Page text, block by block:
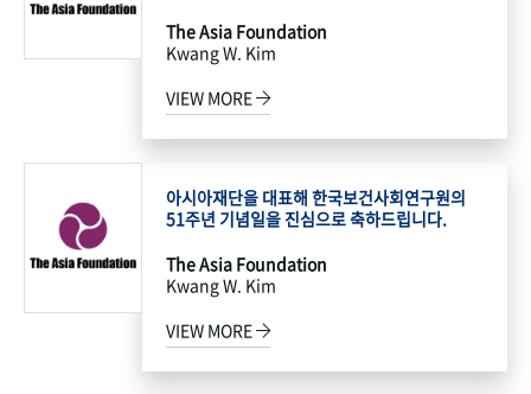
The Asia Foundation
Kwang W. Kim
VIEW MORE
아시아재단을 대표해 한국보건사회연구원의
51주년 기념일을 진심으로 축하드립니다.
The Asia Foundation
Kwang W. Kim
VIEW MORE